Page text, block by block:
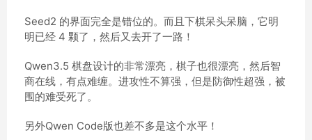
Seed2 的界面完全是错位的。而且下棋呆头呆脑，它明
明已经 4 颗了，然后又去开了一路！
Qwen3.5 棋盘设计的非常漂亮，棋子也很漂亮，然后智
商在线，有点难缠。进攻性不算强，但是防御性超强，被
围的难受死了。
另外Qwen Code版也差不多是这个水平！